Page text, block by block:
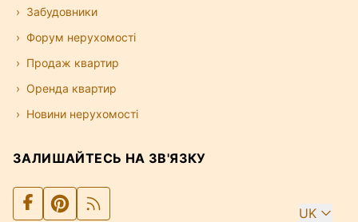
Забудовники
Форум нерухомості
Продаж квартир
Оренда квартир
Новини нерухомості
ЗАЛИШАЙТЕСЬ НА ЗВ'ЯЗКУ
UK